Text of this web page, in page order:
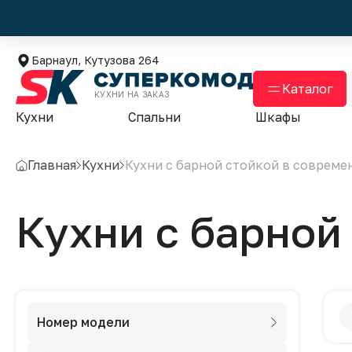
Барнаул, Кутузова 264
КУХНИ НА ЗАКАЗ Каталог
Кухни
Спальни Шкафы
Главная Кухни Кухни с барной стойкой в
Кухни с
Номер модели